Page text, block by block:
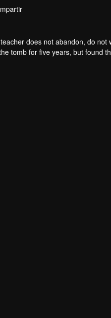
does not abandon, do
tomb for five years, but found
then on, Chen Feng rose